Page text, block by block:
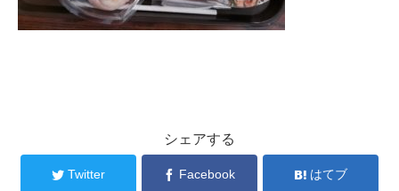
シェアする
Twitter Facebook はてブ